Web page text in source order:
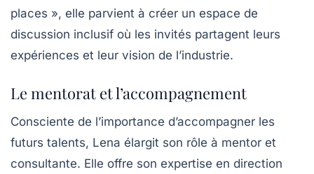
places », elle parvient à créer un espace de
discussion inclusif où les invités partagent leurs
expériences et leur vision de l’industrie.
Le mentorat et l’accompagnement
Consciente de l’importance d’accompagner les
futurs talents, Lena élargit son rôle à mentor et
consultante. Elle offre son expertise en direction